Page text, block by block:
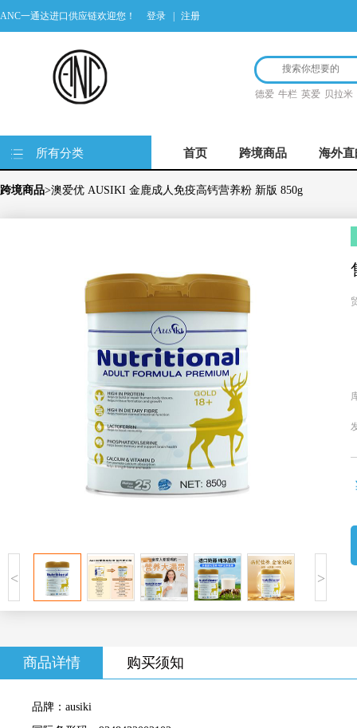
ANC一通达进口供应链欢迎您！ 登录 注册
德爱 牛栏 英爱 贝拉米
所有分类 首页 跨境商品 海外直
跨境商品>澳爱优 AUSIKI 金鹿成人免疫高钙营养粉 新版 850g
< >
商品详情 购买须知
品牌：ausiki